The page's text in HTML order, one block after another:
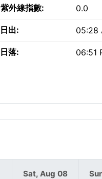
紫外線指數: 0.0
日出: 05:28
日落: 06:51
Sat, Aug 08